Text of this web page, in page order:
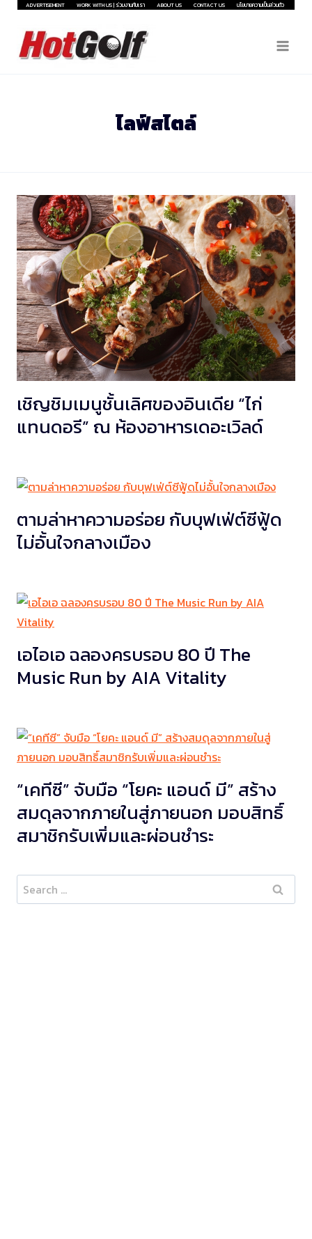
Skip
content
ADVERTISEMENT WORK WITH US | ร่วมงานกับเรา ABOUT US CONTACT US นโยบายความเป็นส่วนตัว
ไลฟ์สไตล์
เชิญชิมเมนูชั้นเลิศของอินเดีย “ไก่
แทนดอรี” ณ ห้องอาหารเดอะเวิลด์
ตามล่าหาความอร่อย กับบุฟเฟ่ต์ซีฟู้ด
ไม่อั้นใจกลางเมือง
เอไอเอ ฉลองครบรอบ 80 ปี The
Music Run by AIA Vitality
“เคทีซี” จับมือ “โยคะ แอนด์ มี” สร้าง
สมดุลจากภายในสู่ภายนอก มอบสิทธิ์
สมาชิกรับเพิ่มและผ่อนชำระ
Search
for: